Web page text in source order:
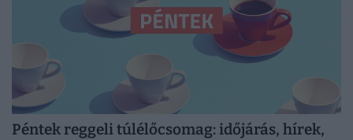
Péntek reggeli túlélőcsomag: időjárás, hírek,